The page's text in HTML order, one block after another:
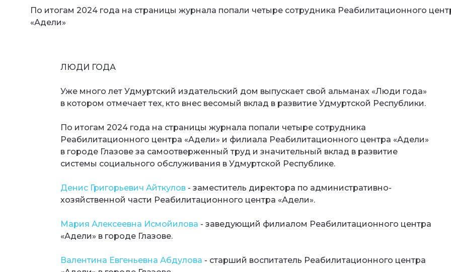
По итогам 2024 года на страницы журнала попали четыре сотрудника Реабилитационного
«Адели»
ЛЮДИ ГОДА
Уже много лет Удмуртский издательский дом выпускает свой альманах «Люди года»
в котором отмечает тех, кто внес весомый вклад в развитие Удмуртской Республики.
По итогам 2024 года на страницы журнала попали четыре сотрудника
Реабилитационного центра «Адели» и филиала Реабилитационного центра «Адели»
в городе Глазове за самоотверженный труд и значительный вклад в развитие
системы социального обслуживания в Удмуртской Республике.
Денис Григорьевич Айткулов - заместитель директора по административно-
хозяйственной части Реабилитационного центра «Адели».
Мария Алексеевна Исмойилова - заведующий филиалом Реабилитационного центра
«Адели» в городе Глазове.
Валентина Евгеньевна Абдулова - старший воспитатель Реабилитационного центра